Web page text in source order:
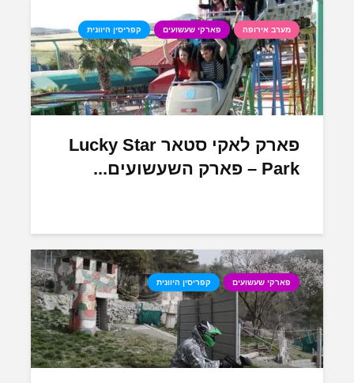
מערב אירופה פארקי שעשועים קפריסין היוונית
פארק לאקי סטאר Lucky Star
Park – פארק השעשועים...
פארקי שעשועים קפריסין היוונית